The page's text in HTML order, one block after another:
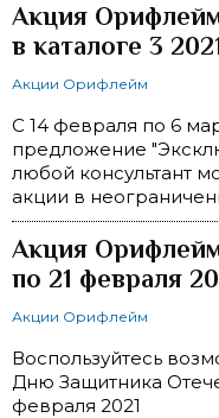
Акция
в каталоге 3
Акции Орифлейм
С 14 февраля по 6
предложение
любой консультант
акции в
Акция
по 21 февраля
Акции Орифлейм
Воспользуйтесь
Дню Защитника
февраля 2021